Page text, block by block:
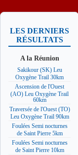
LES DERNIERS
RÉSULTATS
A la Réunion
Sakikour (SK) Leu
Oxygène Trail 30km
Ascension de l'Ouest
(AO) Leu Oxygène Trail
60km
Traversée de l'Ouest (TO)
Leu Oxygène Trail 90km
Foulées Semi nocturnes
de Saint Pierre 5km
Foulées Semi nocturnes
de Saint Pierre 10km